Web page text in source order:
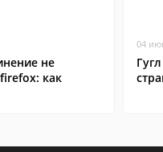
не
как
04